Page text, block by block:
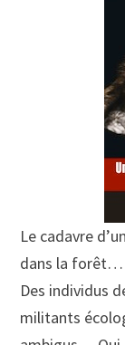
Le cadavre
dans la forêt…
Des individus
militants